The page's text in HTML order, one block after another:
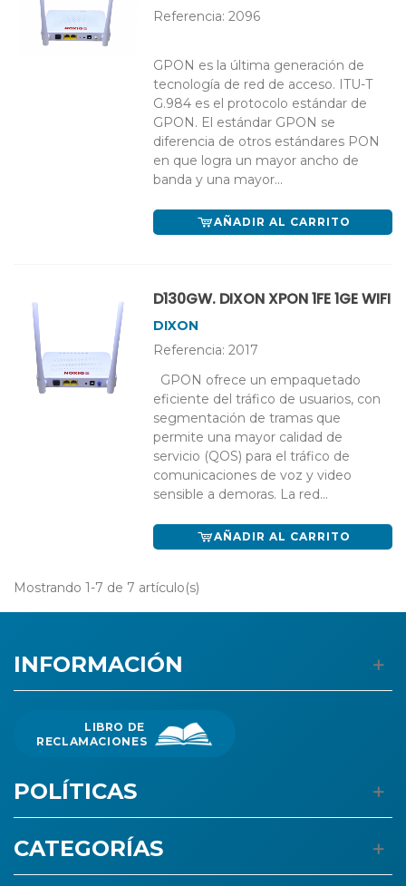
Referencia: 2096
GPON es la última generación de
tecnología de red de acceso. ITU-T
G.984 es el protocolo estándar de
GPON. El estándar GPON se
diferencia de otros estándares PON
en que logra un mayor ancho de
banda y una mayor...
AÑADIR AL CARRITO
D130GW. DIXON XPON 1FE 1GE WIFI
DIXON
Referencia: 2017
GPON ofrece un empaquetado
eficiente del tráfico de usuarios, con
segmentación de tramas que
permite una mayor calidad de
servicio (QOS) para el tráfico de
comunicaciones de voz y video
sensible a demoras. La red...
AÑADIR AL CARRITO
Mostrando 1-7 de 7 artículo(s)
INFORMACIÓN
LIBRO DE
RECLAMACIONES
POLÍTICAS
CATEGORÍAS